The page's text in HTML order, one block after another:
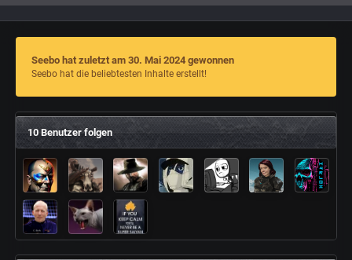
Seebo hat zuletzt am 30. Mai 2024 gewonnen
Seebo hat die beliebtesten Inhalte erstellt!
10 Benutzer folgen